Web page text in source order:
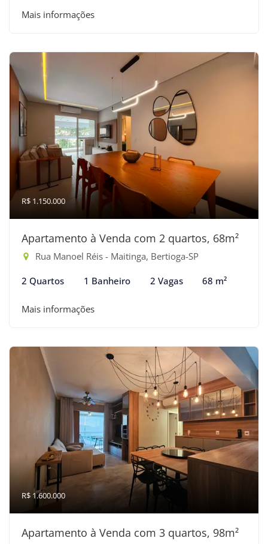
Mais informações
R$ 1.150.000
Apartamento à Venda com 2 quartos, 68m²
Rua Manoel Réis - Maitinga, Bertioga-SP
2 Quartos 1 Banheiro 2 Vagas 68 m²
Mais informações
R$ 1.600.000
Apartamento à Venda com 3 quartos, 98m²